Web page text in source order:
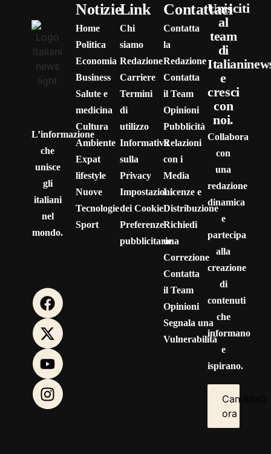
L’informazione
che
unisce
gli
italiani
nel
mondo.
Notizie
Home
Politica
Economia
Business
Salute e
medicina
Cultura
Ambiente
Expat
lifestyle
Nuove
Tecnologie
Sport
Link
Chi
siamo
Redazione
Carriere
Termini
di
utilizzo
Informativa
sulla
Privacy
Impostazioni
dei Cookie
Preferenze
pubblicitarie
Contattaci
Contatta
la
Redazione
Contatta
il Team
Opinioni
Pubblicità
Relazioni
con i
Media
Licenze e
Distribuzione
Richiedi
una
Correzione
Contatta
il Team
Opinioni
Segnala una
Vulnerabilità
Unisciti
al
team
di
e
cresci
con
noi.
Collabora
con
una
redazione
dinamica
e
partecipa
alla
creazione
di
contenuti
che
informano
e
ispirano.
Candidati
ora